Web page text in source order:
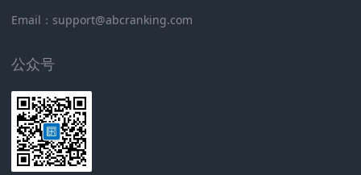
Email：support@abcranking.com
公众号